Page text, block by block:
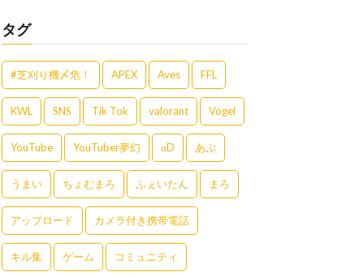
タグ
#芝刈り機〆危！ APEX Aves FFL
KWL SNS Tik Tok valorant Vogel
YouTube YouTuber夢幻 αD あぶ
うまい ちょむまろ ふぇいたん まろ
アップロード カメラ付き携帯電話
キル集 ゲーム コミュニティ